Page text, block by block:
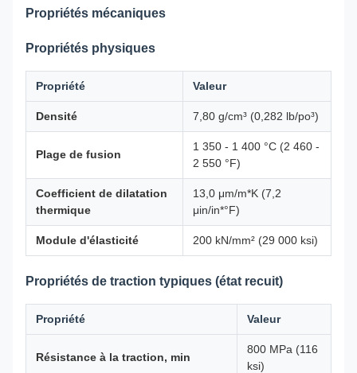
Propriétés mécaniques
Propriétés physiques
Propriété Valeur
Densité 7,80 g/cm³ (0,282 lb/po³)
Plage de fusion
1 350 - 1 400 °C (2 460 -
2 550 °F)
Coefficient de dilatation
thermique
13,0 μm/m*K (7,2
μin/in*°F)
Module d'élasticité 200 kN/mm² (29 000 ksi)
Propriétés de traction typiques (état recuit)
Propriété Valeur
Résistance à la traction, min
800 MPa (116
ksi)